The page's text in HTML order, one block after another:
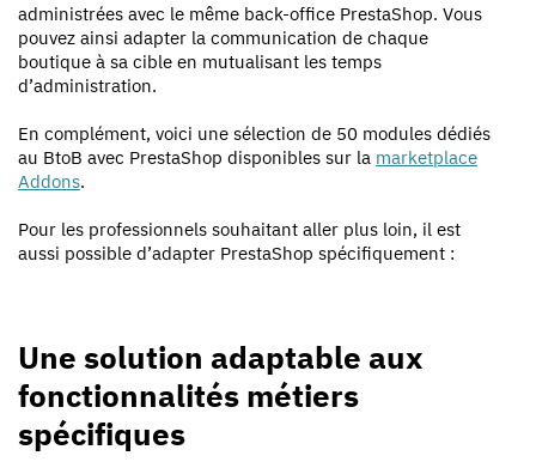
administrées avec le même back-office PrestaShop. Vous
pouvez ainsi adapter la communication de chaque
boutique à sa cible en mutualisant les temps
d’administration.
En complément, voici une sélection de 50 modules dédiés
au BtoB avec PrestaShop disponibles sur la marketplace
Addons.
Pour les professionnels souhaitant aller plus loin, il est
aussi possible d’adapter PrestaShop spécifiquement :
Une solution adaptable aux
fonctionnalités métiers
spécifiques